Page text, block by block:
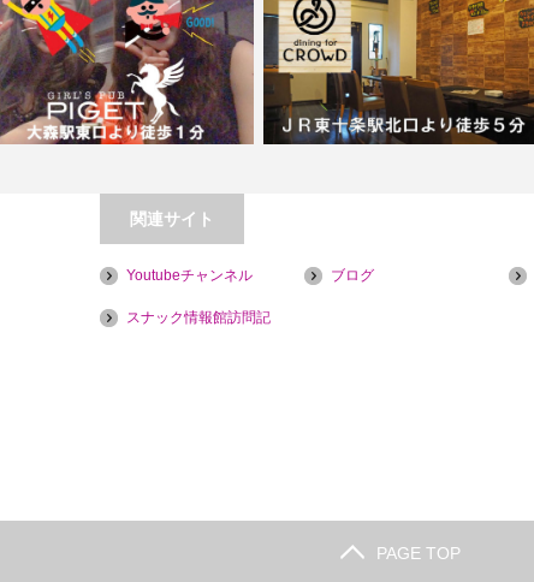
【大森】ガールズパブPIGET（ピゲ）
関連サイト
Youtubeチャンネル ブログ
スナック情報館訪問記
PAGE TOP